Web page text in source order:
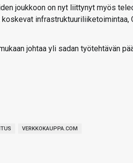
joukkoon on nyt liittynyt myös
johtaa yli sadan työtehtävän
VERKKOKAUPPA.COM